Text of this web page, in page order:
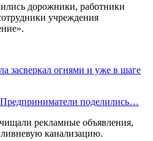
дорожники, работники
учреждения
засверкал огнями и уже в шаге
поделились…
рекламные объявления,
канализацию.